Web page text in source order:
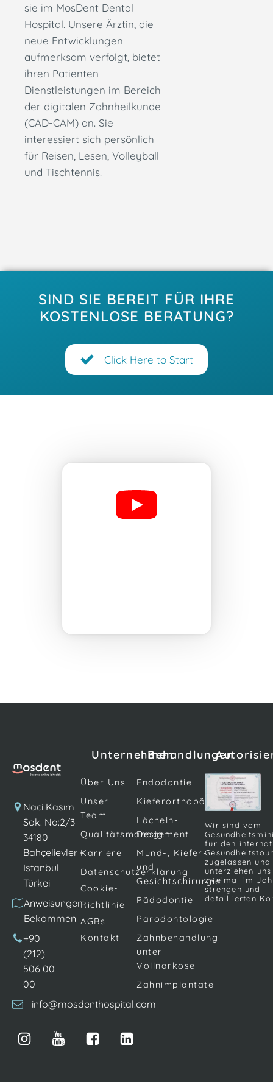
sie im MosDent Dental
Hospital. Unsere Ärztin, die
neue Entwicklungen
aufmerksam verfolgt, bietet
ihren Patienten
Dienstleistungen im Bereich
der digitalen Zahnheilkunde
(CAD-CAM) an. Sie
interessiert sich persönlich
für Reisen, Lesen, Volleyball
und Tischtennis.
SIND SIE BEREIT FÜR IHRE
KOSTENLOSE BERATUNG?
Click Here to Start
Naci Kasım
Sok. No:2/3
34180
Bahçelievler -
Istanbul
Türkei
Anweisungen
Bekommen
+90
(212)
506 00
00
info@mosdenthospital.com
Unternehmen
Über Uns
Unser
Team
Qualitätsmanagement
Karriere
Datenschutzerklärung
Cookie-
Richtlinie
AGBs
Kontakt
Behandlungen
Endodontie
Kieferorthopädie
Lächeln-
Design
Mund-, Kiefer-
und
Gesichtschirurgie
Pädodontie
Parodontologie
Zahnbehandlung
unter
Vollnarkose
Zahnimplantate
Wir sind vom
für den
zugelassen und
unterziehen uns
zweimal im
strengen und
detaillierten